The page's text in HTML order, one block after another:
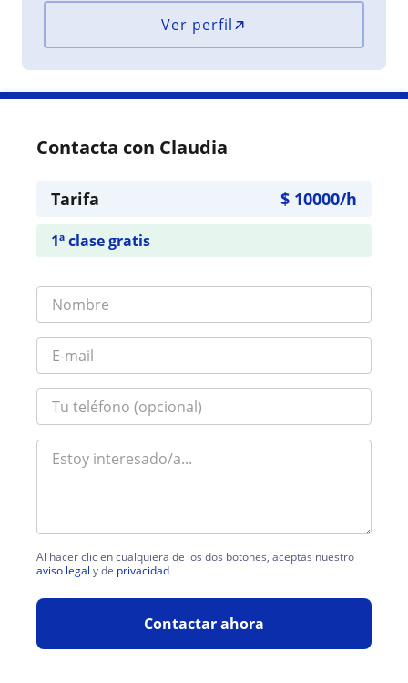
Ver perfil
Contacta con Claudia
Tarifa $ 10000/h
1ª clase gratis
Al hacer clic en cualquiera de los dos botones, aceptas nuestro
aviso legal y de privacidad
Contactar ahora